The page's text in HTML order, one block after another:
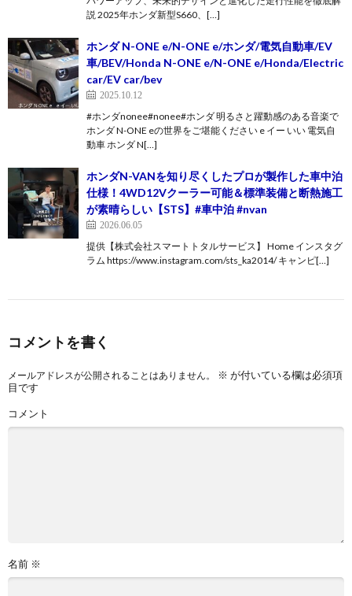
説 2025年ホンダ新型S660、[…]
ホンダ N-ONE e/N-ONE e/ホンダ/電気自動車/EV
車/BEV/Honda N-ONE e/N-ONE e/Honda/Electric
car/EV car/bev
2025.10.12
#ホンダnonee#nonee#ホンダ 明るさと躍動感のある音楽で
ホンダ N-ONE eの世界をご堪能ください e イー いい 電気自
動車 ホンダ N[…]
ホンダN-VANを知り尽くしたプロが製作した車中泊
仕様！4WD12Vクーラー可能＆標準装備と断熱施工
が素晴らしい【STS】#車中泊 #nvan
2026.06.05
提供【株式会社スマートトタルサービス】 Home インスタグ
ラム https://www.instagram.com/sts_ka2014/ キャンピ[…]
コメントを書く
メールアドレスが公開されることはありません。 ※ が付いている欄は必須項
目です
コメント
名前 ※